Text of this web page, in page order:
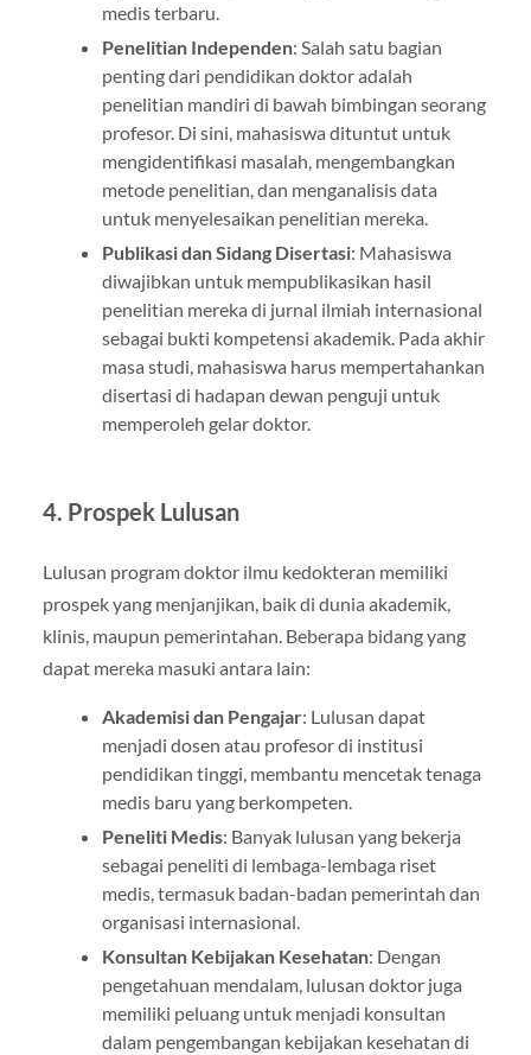
medis terbaru.
Penelitian Independen: Salah satu bagian
penting dari pendidikan doktor adalah
penelitian mandiri di bawah bimbingan seorang
profesor. Di sini, mahasiswa dituntut untuk
mengidentifikasi masalah, mengembangkan
metode penelitian, dan menganalisis data
untuk menyelesaikan penelitian mereka.
Publikasi dan Sidang Disertasi: Mahasiswa
diwajibkan untuk mempublikasikan hasil
penelitian mereka di jurnal ilmiah internasional
sebagai bukti kompetensi akademik. Pada akhir
masa studi, mahasiswa harus mempertahankan
disertasi di hadapan dewan penguji untuk
memperoleh gelar doktor.
4. Prospek Lulusan
Lulusan program doktor ilmu kedokteran memiliki
prospek yang menjanjikan, baik di dunia akademik,
klinis, maupun pemerintahan. Beberapa bidang yang
dapat mereka masuki antara lain:
Akademisi dan Pengajar: Lulusan dapat
menjadi dosen atau profesor di institusi
pendidikan tinggi, membantu mencetak tenaga
medis baru yang berkompeten.
Peneliti Medis: Banyak lulusan yang bekerja
sebagai peneliti di lembaga-lembaga riset
medis, termasuk badan-badan pemerintah dan
organisasi internasional.
Konsultan Kebijakan Kesehatan: Dengan
pengetahuan mendalam, lulusan doktor juga
memiliki peluang untuk menjadi konsultan
dalam pengembangan kebijakan kesehatan di